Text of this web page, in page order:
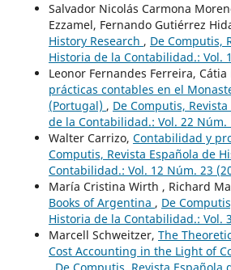
Salvador Nicolás Carmona
Ezzamel, Fernando Gutiérrez
History Research , De Computis,
Historia de la Contabilidad.: Vol.
Leonor Fernandes Ferreira,
prácticas contables en el
(Portugal) , De Computis,
de la Contabilidad.: Vol. 22 Núm.
Walter Carrizo, Contabilidad y
Computis, Revista Española de
Contabilidad.: Vol. 12 Núm. 23
María Cristina Wirth , Richard
Books of Argentina , De
Historia de la Contabilidad.: Vol.
Marcell Schweitzer, The
Cost Accounting in the Light of